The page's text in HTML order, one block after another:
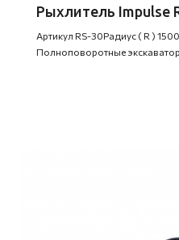
Рыхлитель Impulse
Артикул RS-30Радиус ( R )
Полноповоротные